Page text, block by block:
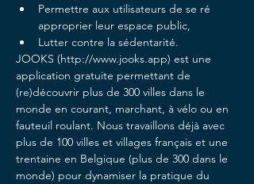
Permettre aux utilisateurs de se ré
approprier leur espace public,
Lutter contre la sédentarité.
JOOKS (http://www.jooks.app) est une
application gratuite permettant de
(re)découvrir plus de 300 villes dans le
monde en courant, marchant, à vélo ou en
fauteuil roulant. Nous travaillons déjà avec
plus de 100 villes et villages français et une
trentaine en Belgique (plus de 300 dans le
monde) pour dynamiser la pratique du